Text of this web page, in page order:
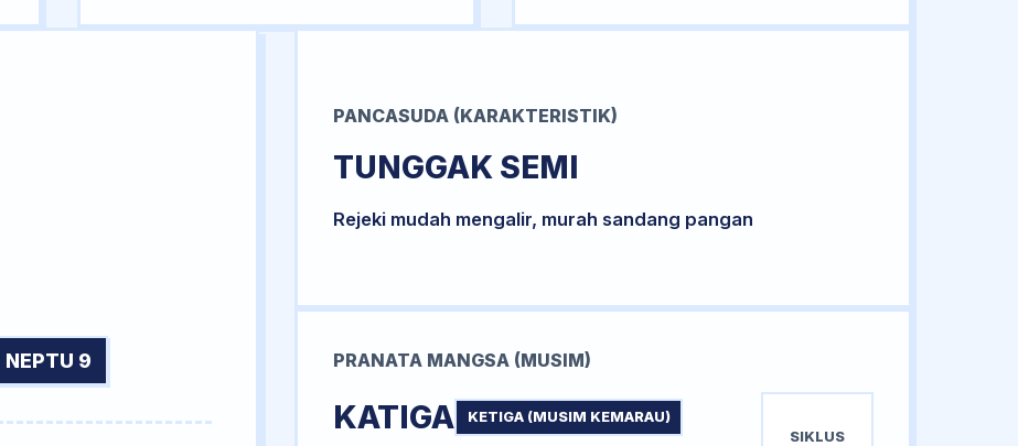
NEPTU 9
PANCASUDA (KARAKTERISTIK)
TUNGGAK SEMI
Rejeki mudah mengalir, murah sandang pangan
PRANATA MANGSA (MUSIM)
KATIGA KETIGA (MUSIM KEMARAU)
SIKLUS